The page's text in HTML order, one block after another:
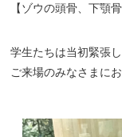
【ゾウの頭骨、下顎
学生たちは当初緊張
ご来場のみなさまに